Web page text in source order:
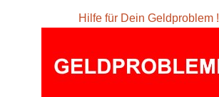
Hilfe für Dein Geldproblem !